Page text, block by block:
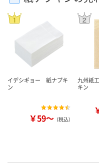
イデシギョー 紙ナプキ
ン
￥59～ （税込）
九州紙
キン